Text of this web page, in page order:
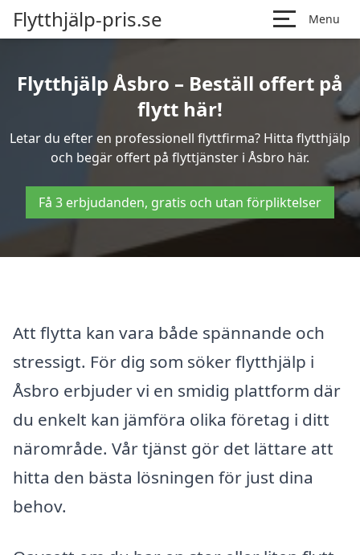
Flytthjälp-pris.se Menu
Flytthjälp Åsbro – Beställ offert på
flytt här!
Letar du efter en professionell flyttfirma? Hitta flytthjälp
och begär offert på flyttjänster i Åsbro här.
Få 3 erbjudanden, gratis och utan förpliktelser
Att flytta kan vara både spännande och
stressigt. För dig som söker flytthjälp i
Åsbro erbjuder vi en smidig plattform där
du enkelt kan jämföra olika företag i ditt
närområde. Vår tjänst gör det lättare att
hitta den bästa lösningen för just dina
behov.